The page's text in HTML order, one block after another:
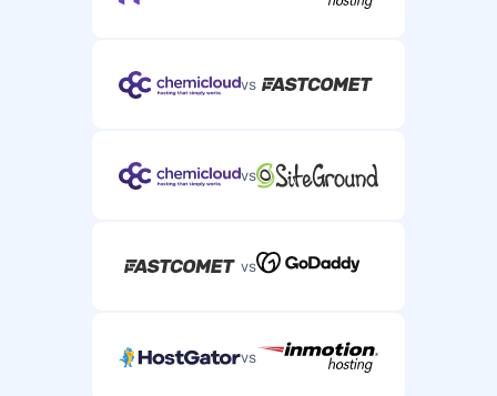
vs
vs
vs
vs